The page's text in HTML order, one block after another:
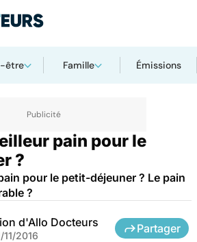
être Famille Émissions
pain pour le
?
pour le petit-déjeuner ? Le pain
?
d'Allo Docteurs
11/2016
Partager